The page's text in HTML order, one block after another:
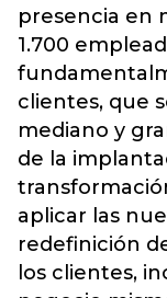
presencia en
1.700
clientes, que
mediano y
de la
aplicar las
redefinición
los clientes,